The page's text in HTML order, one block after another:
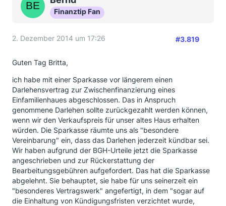
Finanztip Fan
2. Dezember 2014 um 17:26 #3.819
Guten Tag Britta,
ich habe mit einer Sparkasse vor längerem einen
Darlehensvertrag zur Zwischenfinanzierung eines
Einfamilienhaues abgeschlossen. Das in Anspruch
genommene Darlehen sollte zurückgezahlt werden können,
wenn wir den Verkaufspreis für unser altes Haus erhalten
würden. Die Sparkasse räumte uns als "besondere
Vereinbarung" ein, dass das Darlehen jederzeit kündbar sei.
Wir haben aufgrund der BGH-Urteile jetzt die Sparkasse
angeschrieben und zur Rückerstattung der
Bearbeitungsgebühren aufgefordert. Das hat die Sparkasse
abgelehnt. Sie behauptet, sie habe für uns seinerzeit ein
"besonderes Vertragswerk" angefertigt, in dem "sogar auf
die Einhaltung von Kündigungsfristen verzichtet wurde,